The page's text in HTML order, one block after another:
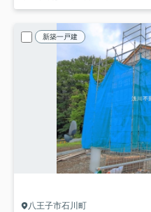
新築一戸建
八王子市石川町